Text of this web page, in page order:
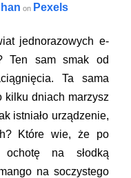
on Pexels
jednorazowych e-
Ten sam smak od
Ta sama
kilku dniach marzysz
istniało urządzenie,
Które wie, że po
na słodką
na soczystego